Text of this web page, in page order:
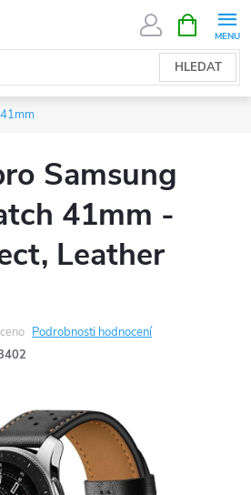
HLEDAT
NÁKUPNÍ
KOŠÍK
Samsung
41mm -
Leather
Podrobnosti hodnocení